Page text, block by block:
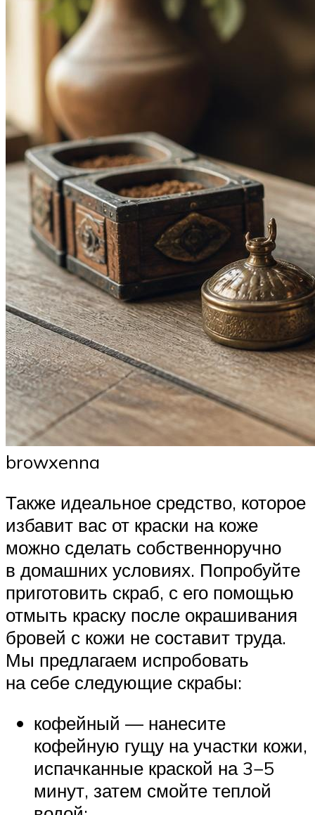
browxenna
Также идеальное средство, которое
избавит вас от краски на коже
можно сделать собственноручно
в домашних условиях. Попробуйте
приготовить скраб, с его помощью
отмыть краску после окрашивания
бровей с кожи не составит труда.
Мы предлагаем испробовать
на себе следующие скрабы:
кофейный — нанесите
кофейную гущу на участки кожи,
испачканные краской на 3−5
минут, затем смойте теплой